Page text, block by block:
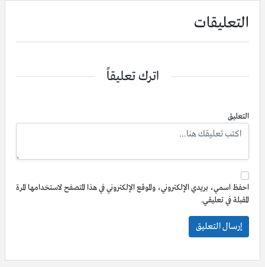
التعليقات
اترك تعليقاً
التعليق
احفظ اسمي، بريدي الإلكتروني، والموقع الإلكتروني في هذا المتصفح لاستخدامها المرة
المقبلة في تعليقي.